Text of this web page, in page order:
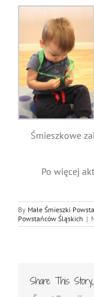
Śmieszkowe
Po więcej
By Małe Śmieszki
Powstańców Śląskich |
Share This